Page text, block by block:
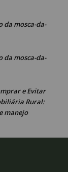
da mosca-da-
da mosca-da-
e Evitar
Rural:
manejo